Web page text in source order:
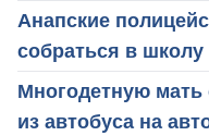
Анапские
собраться в школу
Многодетную
из автобуса на